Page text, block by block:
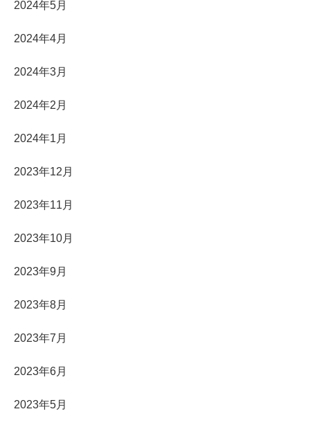
2024年5月
2024年4月
2024年3月
2024年2月
2024年1月
2023年12月
2023年11月
2023年10月
2023年9月
2023年8月
2023年7月
2023年6月
2023年5月